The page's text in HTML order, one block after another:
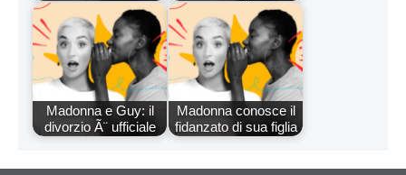
Madonna e Guy: il
divorzio Ã¨ ufficiale
Madonna conosce il
fidanzato di sua figlia